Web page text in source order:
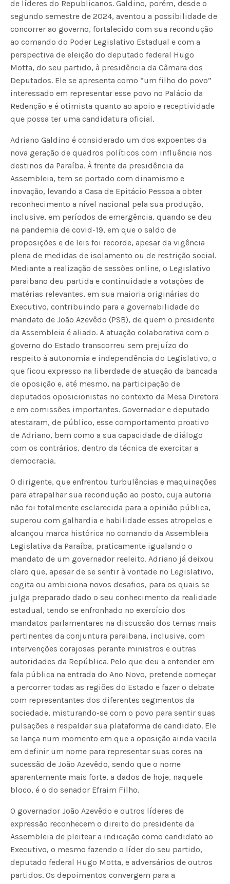
de líderes do Republicanos. Galdino, porém, desde o
segundo semestre de 2024, aventou a possibilidade de
concorrer ao governo, fortalecido com sua recondução
ao comando do Poder Legislativo Estadual e com a
perspectiva de eleição do deputado federal Hugo
Motta, do seu partido, à presidência da Câmara dos
Deputados. Ele se apresenta como “um filho do povo”
interessado em representar esse povo no Palácio da
Redenção e é otimista quanto ao apoio e receptividade
que possa ter uma candidatura oficial.
Adriano Galdino é considerado um dos expoentes da
nova geração de quadros políticos com influência nos
destinos da Paraíba. À frente da presidência da
Assembleia, tem se portado com dinamismo e
inovação, levando a Casa de Epitácio Pessoa a obter
reconhecimento a nível nacional pela sua produção,
inclusive, em períodos de emergência, quando se deu
na pandemia de covid-19, em que o saldo de
proposições e de leis foi recorde, apesar da vigência
plena de medidas de isolamento ou de restrição social.
Mediante a realização de sessões online, o Legislativo
paraibano deu partida e continuidade a votações de
matérias relevantes, em sua maioria originárias do
Executivo, contribuindo para a governabilidade do
mandato de João Azevêdo (PSB), de quem o presidente
da Assembleia é aliado. A atuação colaborativa com o
governo do Estado transcorreu sem prejuízo do
respeito à autonomia e independência do Legislativo, o
que ficou expresso na liberdade de atuação da bancada
de oposição e, até mesmo, na participação de
deputados oposicionistas no contexto da Mesa Diretora
e em comissões importantes. Governador e deputado
atestaram, de público, esse comportamento proativo
de Adriano, bem como a sua capacidade de diálogo
com os contrários, dentro da técnica de exercitar a
democracia.
O dirigente, que enfrentou turbulências e maquinações
para atrapalhar sua recondução ao posto, cuja autoria
não foi totalmente esclarecida para a opinião pública,
superou com galhardia e habilidade esses atropelos e
alcançou marca histórica no comando da Assembleia
Legislativa da Paraíba, praticamente igualando o
mandato de um governador reeleito. Adriano já deixou
claro que, apesar de se sentir à vontade no Legislativo,
cogita ou ambiciona novos desafios, para os quais se
julga preparado dado o seu conhecimento da realidade
estadual, tendo se enfronhado no exercício dos
mandatos parlamentares na discussão dos temas mais
pertinentes da conjuntura paraibana, inclusive, com
intervenções corajosas perante ministros e outras
autoridades da República. Pelo que deu a entender em
fala pública na entrada do Ano Novo, pretende começar
a percorrer todas as regiões do Estado e fazer o debate
com representantes dos diferentes segmentos da
sociedade, misturando-se com o povo para sentir suas
pulsações e respaldar sua plataforma de candidato. Ele
se lança num momento em que a oposição ainda vacila
em definir um nome para representar suas cores na
sucessão de João Azevêdo, sendo que o nome
aparentemente mais forte, a dados de hoje, naquele
bloco, é o do senador Efraim Filho.
O governador João Azevêdo e outros líderes de
expressão reconhecem o direito do presidente da
Assembleia de pleitear a indicação como candidato ao
Executivo, o mesmo fazendo o líder do seu partido,
deputado federal Hugo Motta, e adversários de outros
partidos. Os depoimentos convergem para a